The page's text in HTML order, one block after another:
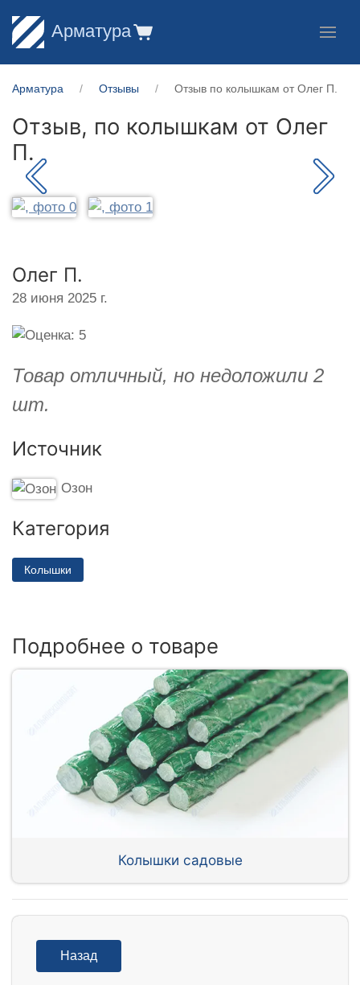
Арматура
Арматура Отзывы Отзыв по колышкам от Олег П.
Отзыв, по колышкам от Олег
П.
Олег П.
28 июня 2025 г.
Товар отличный, но недоложили 2
шт.
Источник
Озон
Категория
Колышки
Подробнее о товаре
Колышки садовые
Назад